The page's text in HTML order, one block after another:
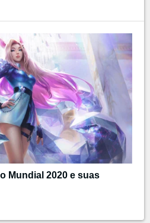
Mundial 2020 e suas